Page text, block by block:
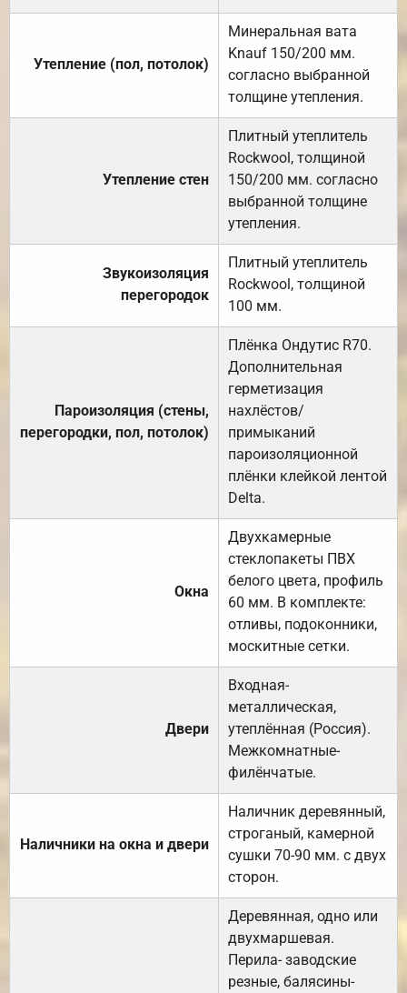
Утепление (пол, потолок)
Минеральная вата
Knauf 150/200 мм.
согласно выбранной
толщине утепления.
Утепление стен
Плитный утеплитель
Rockwool, толщиной
150/200 мм. согласно
выбранной толщине
утепления.
Звукоизоляция
перегородок
Плитный утеплитель
Rockwool, толщиной
100 мм.
Пароизоляция (стены,
перегородки, пол, потолок)
Плёнка Ондутис R70.
Дополнительная
герметизация
нахлёстов/
примыканий
пароизоляционной
плёнки клейкой лентой
Delta.
Окна
Двухкамерные
стеклопакеты ПВХ
белого цвета, профиль
60 мм. В комплекте:
отливы, подоконники,
москитные сетки.
Двери
Входная-
металлическая,
утеплённая (Россия).
Межкомнатные-
филёнчатые.
Наличники на окна и двери
Наличник деревянный,
строганый, камерной
сушки 70-90 мм. с двух
сторон.
Деревянная, одно или
двухмаршевая.
Перила- заводские
резные, балясины-